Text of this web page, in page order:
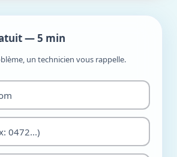
— 5 min
un technicien vous rappelle.